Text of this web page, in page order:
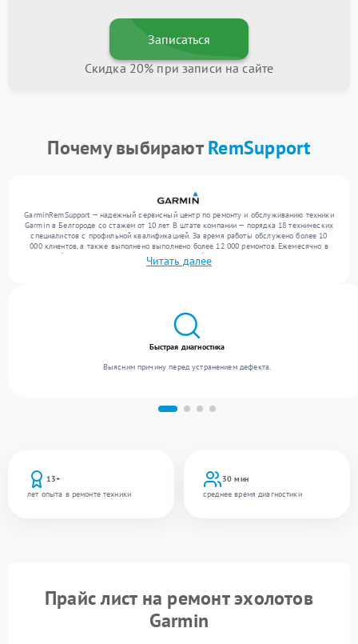
Записаться
Скидка 20% при записи на сайте
Почему выбираютRemSupport
GarminRemSupport — надежный сервисный центр по ремонту и обслуживанию техники
Garmin в Белгороде со стажем от 10 лет. В штате компании — порядка 18 технических
специалистов с профильной квалификацией. За время работы обслужено более 10
000 клиентов, а также выполнено выполнено более 12 000 ремонтов. Ежемесячно в
сервисный центр поступает более 300 обращений, включая , , . Мы выполняем ремонт
различного уровня сложности и предлагаем стабильный уровень сервиса благодаря
Читать далее
13+
лет опыта в ремонте техники
30 мин
среднее время диагностики
Быстрая диагностика
Выясним причину перед устранением дефекта.
Прайс лист на ремонт эхолотов
Garmin